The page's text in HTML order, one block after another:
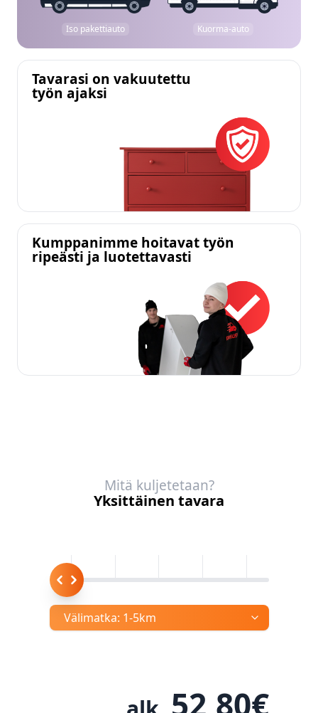
Iso pakettiauto Kuorma-auto
Tavarasi on vakuutettu
työn ajaksi
Kumppanimme hoitavat työn
ripeästi ja luotettavasti
Mitä kuljetetaan?
Yksittäinen tavara
Välimatka: 1-5km